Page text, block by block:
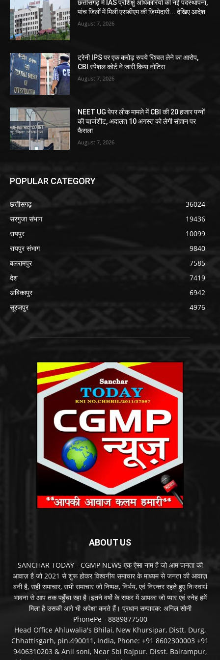
छत्तीसगढ़ में IAS प्रशिक्षु अधिकारियों की नई पदस्थापना,
पांच जिलों में मिली एसडीएम की जिम्मेदारी... देखिए आदेश
August 7, 2026
ट्रेनी IPS पर एक करोड़ रुपये रिश्वत लेने का आरोप,
CBI स्पेशल कोर्ट ने जारी किया नोटिस
August 7, 2026
NEET UG पेपर लीक मामले में CBI की 20 हजार पन्नों
की चार्जशीट, अदालत 10 अगस्त को लेगी संज्ञान पर
फैसला
August 7, 2026
POPULAR CATEGORY
छत्तीसगढ़
36024
सरगुजा संभाग
19436
रायपुर
10099
रायपुर संभाग
9840
बलरामपुर
7585
देश
7419
अंबिकापुर
6942
सूरजपुर
4976
ABOUT US
SANCHAR TODAY - CGMP NEWS एक ऐसा नाम है जो आम जनता की
आवाज़ है जो 2021 से शुरू होकर विश्वनीय समाचार के माध्यम से जनता की आवाज़
बनी है, सही समाचार, सभी समाचार जो निष्पक्ष, निर्भय, एवं निरन्तर रहते हुए निःस्वार्थ
भावना से आप तक पहुँचा रहा है।इतने वर्षो के सफर में आपका जो प्यार एवं स्नेह हमें
मिला है उसकी आगे भी अपेक्षा करते हैं। प्रधान सम्पादक: अनिल सोनी
PhonePe - 8889877500
Head Office Ahluwalia's Bhilai, New Khursipar, Distt. Durg,
Chhattisgarh, pin.490011, India, Phone: +91 8602300003 +91
9406310203 & Anil soni, Near Sbi Rajpur. Disst. Balrampur,